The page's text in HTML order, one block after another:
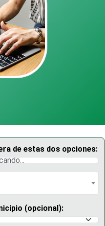
de estas dos opciones:
(opcional):